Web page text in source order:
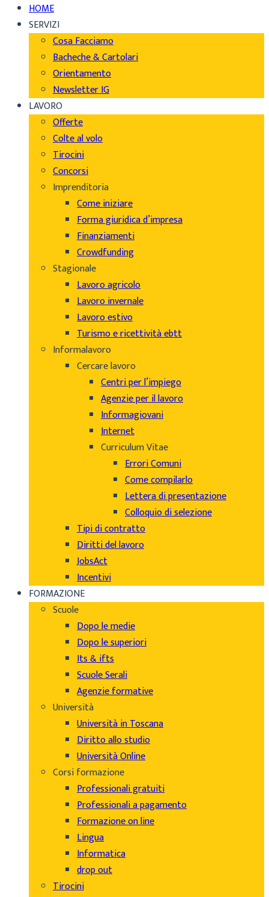
HOME
SERVIZI
Cosa Facciamo
Bacheche & Cartolari
Orientamento
Newsletter IG
LAVORO
Offerte
Colte al volo
Tirocini
Concorsi
Imprenditoria
Come iniziare
Forma giuridica d’impresa
Finanziamenti
Crowdfunding
Stagionale
Lavoro agricolo
Lavoro invernale
Lavoro estivo
Turismo e ricettività ebtt
Informalavoro
Cercare lavoro
Centri per l’impiego
Agenzie per il lavoro
Informagiovani
Internet
Curriculum Vitae
Errori Comuni
Come compilarlo
Lettera di presentazione
Colloquio di selezione
Tipi di contratto
Diritti del lavoro
JobsAct
Incentivi
FORMAZIONE
Scuole
Dopo le medie
Dopo le superiori
Its & ifts
Scuole Serali
Agenzie formative
Università
Università in Toscana
Diritto allo studio
Università Online
Corsi formazione
Professionali gratuiti
Professionali a pagamento
Formazione on line
Lingua
Informatica
drop out
Tirocini